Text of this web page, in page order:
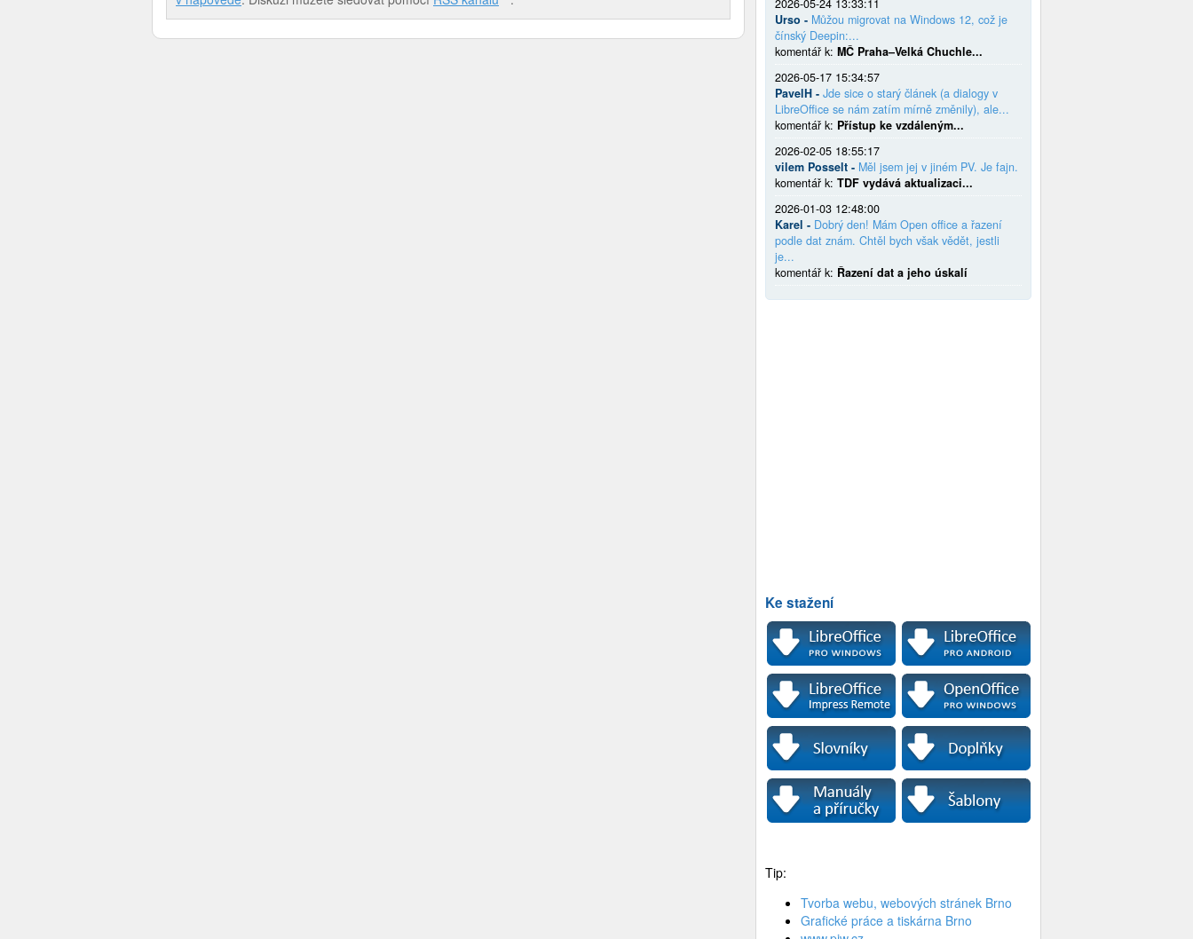
2026-05-24 13:33:11
Urso - Můžou migrovat na Windows 12, což je
čínský Deepin:...
komentář k: MČ Praha–Velká Chuchle...
2026-05-17 15:34:57
PavelH - Jde sice o starý článek (a dialogy v
LibreOffice se nám zatím mírně změnily), ale...
komentář k: Přístup ke vzdáleným...
2026-02-05 18:55:17
vilem Posselt - Měl jsem jej v jiném PV. Je fajn.
komentář k: TDF vydává aktualizaci...
2026-01-03 12:48:00
Karel - Dobrý den! Mám Open office a řazení
podle dat znám. Chtěl bych však vědět, jestli
je...
komentář k: Řazení dat a jeho úskalí
Ke stažení
Tip:
Tvorba webu, webových stránek Brno
Grafické práce a tiskárna Brno